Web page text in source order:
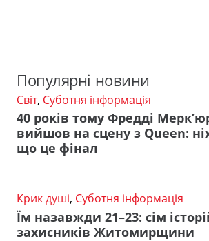
Популярні новини
Світ, Суботня інформація
40 років тому Фредді
вийшов на сцену з Queen:
що це фінал
Крик душі, Суботня інформація
Їм назавжди 21–23: сім
захисників Житомирщини